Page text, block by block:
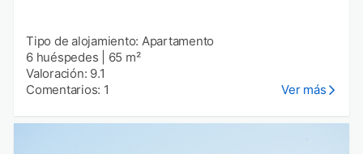
Tipo de alojamiento: Apartamento
6 huéspedes
65 m²
Valoración: 9.1
Comentarios: 1
Ver más